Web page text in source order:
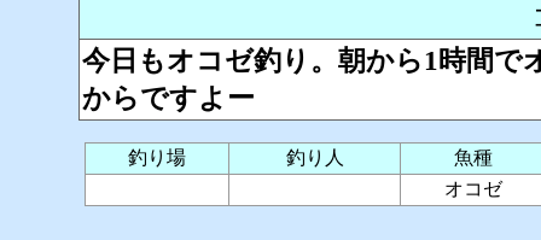
今日もオコゼ釣り。朝から1時間で
からですよー
釣り場 釣り人
魚種
オコゼ